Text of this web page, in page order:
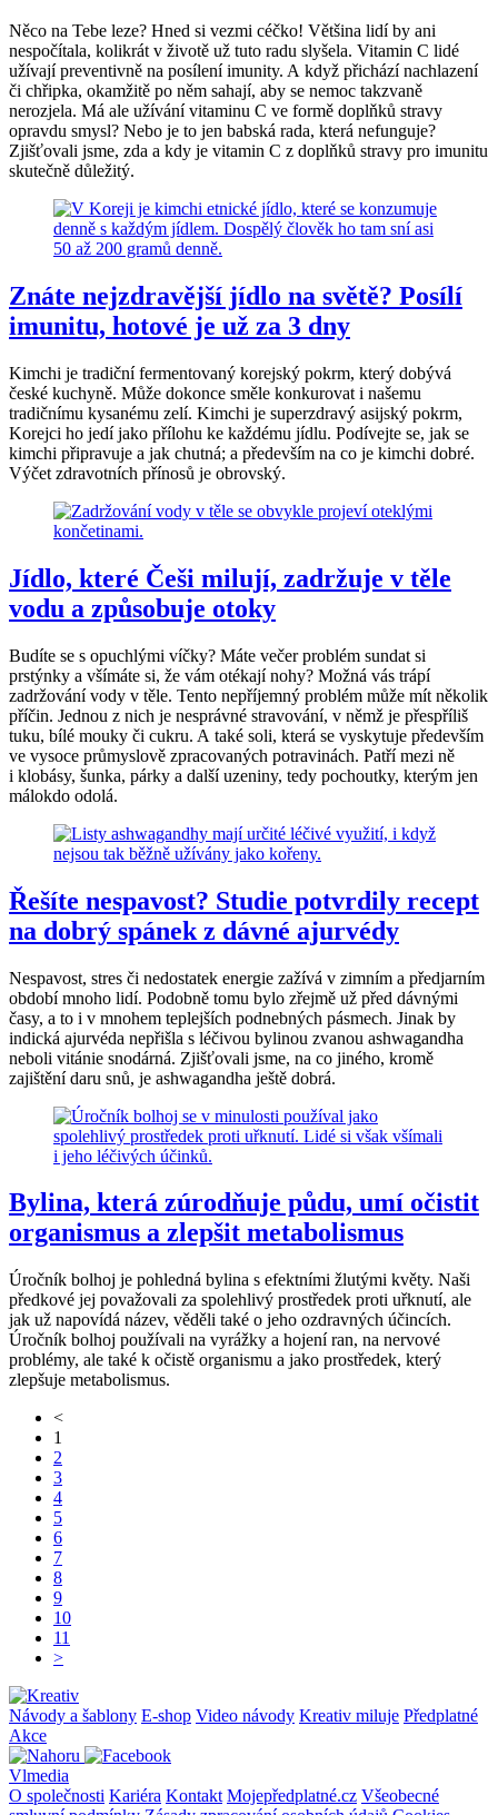
Něco na Tebe leze? Hned si vezmi céčko! Většina lidí by ani
nespočítala, kolikrát v životě už tuto radu slyšela. Vitamin C lidé
užívají preventivně na posílení imunity. A když přichází nachlazení
či chřipka, okamžitě po něm sahají, aby se nemoc takzvaně
nerozjela. Má ale užívání vitaminu C ve formě doplňků stravy
opravdu smysl? Nebo je to jen babská rada, která nefunguje?
Zjišťovali jsme, zda a kdy je vitamin C z doplňků stravy pro imunitu
skutečně důležitý.
Znáte nejzdravější jídlo na světě? Posílí
imunitu, hotové je už za 3 dny
Kimchi je tradiční fermentovaný korejský pokrm, který dobývá
české kuchyně. Může dokonce směle konkurovat i našemu
tradičnímu kysanému zelí. Kimchi je superzdravý asijský pokrm,
Korejci ho jedí jako přílohu ke každému jídlu. Podívejte se, jak se
kimchi připravuje a jak chutná; a především na co je kimchi dobré.
Výčet zdravotních přínosů je obrovský.
Jídlo, které Češi milují, zadržuje v těle
vodu a způsobuje otoky
Budíte se s opuchlými víčky? Máte večer problém sundat si
prstýnky a všímáte si, že vám otékají nohy? Možná vás trápí
zadržování vody v těle. Tento nepříjemný problém může mít několik
příčin. Jednou z nich je nesprávné stravování, v němž je přespříliš
tuku, bílé mouky či cukru. A také soli, která se vyskytuje především
ve vysoce průmyslově zpracovaných potravinách. Patří mezi ně
i klobásy, šunka, párky a další uzeniny, tedy pochoutky, kterým jen
málokdo odolá.
Řešíte nespavost? Studie potvrdily recept
na dobrý spánek z dávné ajurvédy
Nespavost, stres či nedostatek energie zažívá v zimním a předjarním
období mnoho lidí. Podobně tomu bylo zřejmě už před dávnými
časy, a to i v mnohem teplejších podnebných pásmech. Jinak by
indická ajurvéda nepřišla s léčivou bylinou zvanou ashwagandha
neboli vitánie snodárná. Zjišťovali jsme, na co jiného, kromě
zajištění daru snů, je ashwagandha ještě dobrá.
Bylina, která zúrodňuje půdu, umí očistit
organismus a zlepšit metabolismus
Úročník bolhoj je pohledná bylina s efektními žlutými květy. Naši
předkové jej považovali za spolehlivý prostředek proti uřknutí, ale
jak už napovídá název, věděli také o jeho ozdravných účincích.
Úročník bolhoj používali na vyrážky a hojení ran, na nervové
problémy, ale také k očistě organismu a jako prostředek, který
zlepšuje metabolismus.
<
1
2
3
4
5
6
7
8
9
10
11
>
Návody a šablony E-shop Video návody Kreativ miluje Předplatné
Akce
Vlmedia
O společnosti Kariéra Kontakt Mojepředplatné.cz Všeobecné